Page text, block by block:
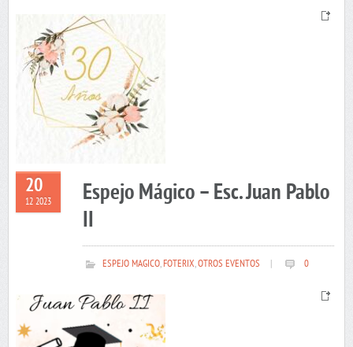
20
12 2023
Espejo Mágico – Esc. Juan Pablo
II
ESPEJO MAGICO,FOTERIX,OTROS EVENTOS 0